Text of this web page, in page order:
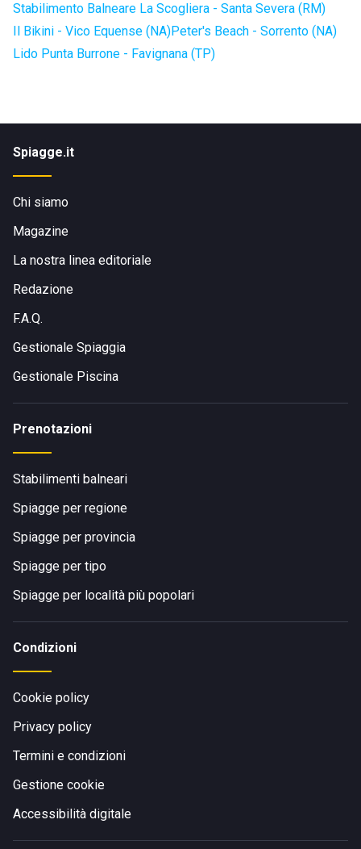
Stabilimento Balneare La Scogliera - Santa Severa (RM)
Il Bikini - Vico Equense (NA)Peter's Beach - Sorrento (NA)
Lido Punta Burrone - Favignana (TP)
Spiagge.it
Chi siamo
Magazine
La nostra linea editoriale
Redazione
F.A.Q.
Gestionale Spiaggia
Gestionale Piscina
Prenotazioni
Stabilimenti balneari
Spiagge per regione
Spiagge per provincia
Spiagge per tipo
Spiagge per località più popolari
Condizioni
Cookie policy
Privacy policy
Termini e condizioni
Gestione cookie
Accessibilità digitale